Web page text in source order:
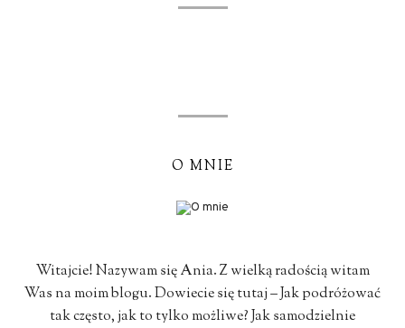
O MNIE
Witajcie! Nazywam się Ania. Z wielką radością witam
Was na moim blogu. Dowiecie się tutaj – Jak podróżować
tak często, jak to tylko możliwe? Jak samodzielnie